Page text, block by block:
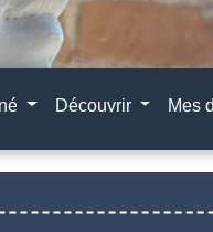
Découvrir Mes